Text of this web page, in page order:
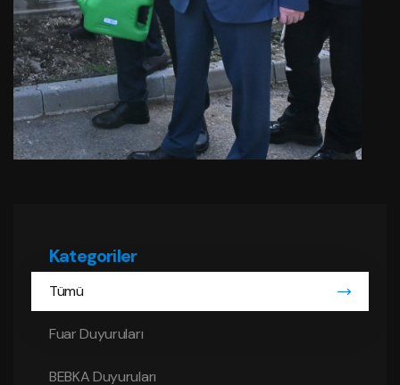
Kategoriler
Tümü
Fuar Duyuruları
BEBKA Duyuruları